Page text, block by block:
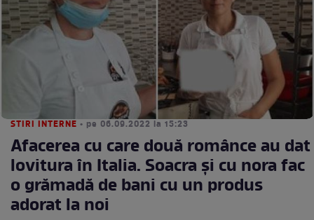
STIRI INTERNE • pe 06.09.2022 la 15:23
Afacerea cu care două românce au dat
lovitura în Italia. Soacra și cu nora fac
o grămadă de bani cu un produs
adorat la noi